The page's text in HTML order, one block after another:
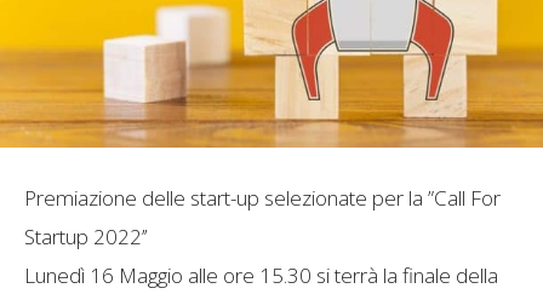
Premiazione delle start-up selezionate per la ”Call For
Startup 2022’’
Lunedì 16 Maggio alle ore 15.30 si terrà la finale della